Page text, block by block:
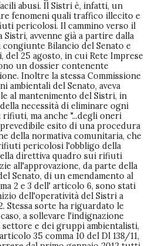
abusi. Il Sistri è, infatti, un
fenomeni quali traffico illecito e
pericolosi. Il cammino verso il
avvenne già a partire dalla
Bilancio del Senato e
del 25 agosto, in cui Rete Imprese
un dossier contenente
Inoltre la stessa Commissione
ambientali del Senato, aveva
al mantenimento del Sistri, in
necessità di eliminare ogni
ma anche "...degli oneri
esito di una procedura
della normativa comunitaria, che
pericolosi l'obbligo della
direttiva quadro sui rifiuti
all'approvazione, da parte della
Senato, di un emendamento al
2 e 3 dell' articolo 6, sono stati
dell'operatività del Sistri a
Stessa sorte ha riguardato le
a sollevare l'indignazione
settore e dei gruppi ambientalisti,
35 comma 10 del Dl 138/11,